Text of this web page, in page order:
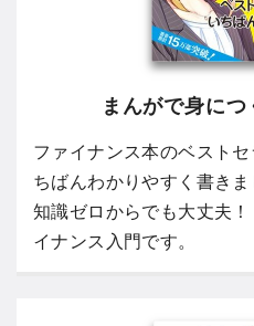
まんがで身に
ファイナンス本のベスト
ちばんわかりやすく書きま
知識ゼロからでも大丈夫
イナンス入門です。